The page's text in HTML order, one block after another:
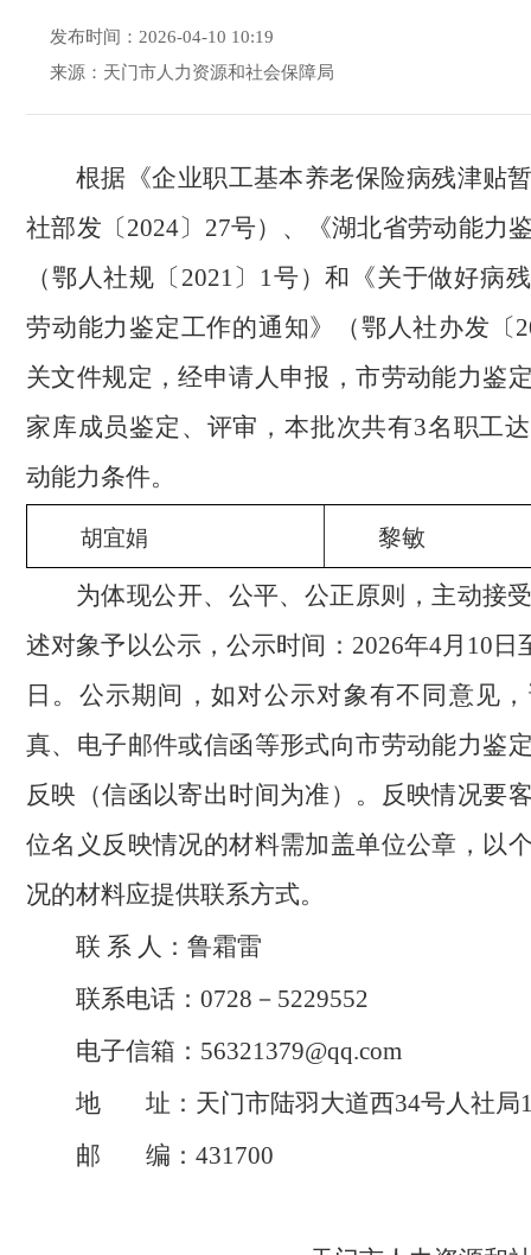
发布时间：2026-04-10 10:19
来源：天门市人力资源和社会保障局
根据《企业职工基本养老保险病残津贴
社部发〔2024〕27号）、《湖北省劳动能力
（鄂人社规〔2021〕1号）和《关于做好病
劳动能力鉴定工作的通知》（鄂人社办发〔
关文件规定，经申请人申报，市劳动能力鉴
家库成员鉴定、评审，本批次共有3名职工
动能力条件。
胡宜娟 黎敏
为体现公开、公平、公正原则，主动接
述对象予以公示，公示时间：2026年4月10日
日。公示期间，如对公示对象有不同意见
真、电子邮件或信函等形式向市劳动能力鉴
反映（信函以寄出时间为准）。反映情况要
位名义反映情况的材料需加盖单位公章，以
况的材料应提供联系方式。
联 系 人：鲁霜雷
联系电话：0728－5229552
电子信箱：56321379@qq.com
地 址：天门市陆羽大道西34号人社局
邮 编：431700